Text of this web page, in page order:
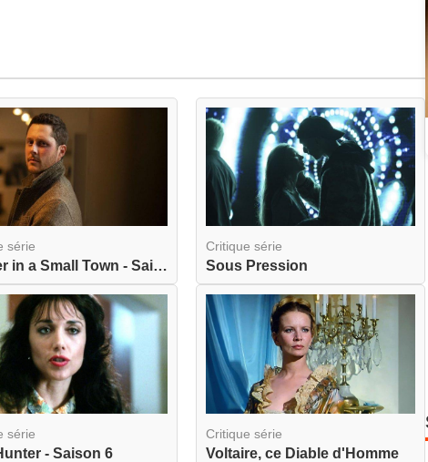
série
Murder in a Small Town - Saison 1
Critique série
Sous Pression
série
- Saison 6
Critique série
Voltaire, ce Diable d'Homme